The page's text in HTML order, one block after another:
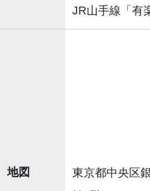
JR山手線「有
地図
東京都中央区